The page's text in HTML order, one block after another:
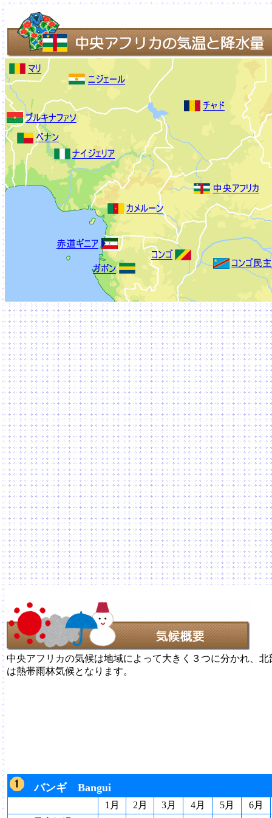
中央アフリカの気候は地域によって大きく３つに分かれ、
は熱帯雨林気候となります。
バンギ Bangui
1月 2月 3月 4月 5月
6月